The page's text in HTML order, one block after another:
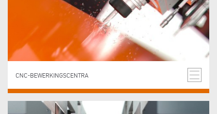
CNC-BEWERKINGSCENTRA